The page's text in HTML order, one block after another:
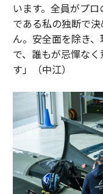
います。全員がプ
である私の独断で
ん。安全面を除き
で、誰もが忌憚な
す」（中江）